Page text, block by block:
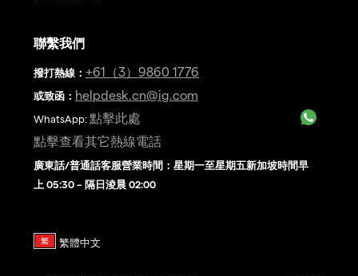
聯繫我們
撥打熱線 ： +61（3）9860 1776
或致函： helpdesk.cn@ig.com
WhatsApp: 點擊此處
點擊查看其它熱線電話
廣東話/普通話客服營業時間：星期一至星期五新加坡時間早
上 05:30 – 隔日淩晨 02:00